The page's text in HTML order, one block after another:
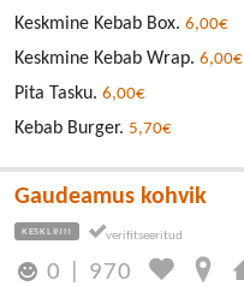
Keskmine Kebab Box. 6,00€
Keskmine Kebab Wrap. 6,00€
Pita Tasku. 6,00€
Kebab Burger. 5,70€
Gaudeamus kohvik
KESKLINN
0 970